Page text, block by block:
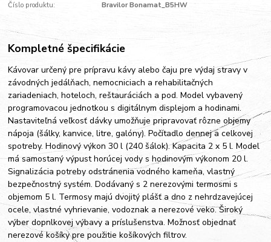
Číslo produktu: Bravilor Bonamat_B5HW
Kompletné špecifikácie
Kávovar určený pre prípravu kávy alebo čaju pre výdaj stravy v
závodných jedálňach, nemocniciach a rehabilitačných
zariadeniach, hoteloch, reštauráciách a pod. Model vybavený
programovacou jednotkou s digitálnym displejom a hodinami.
Nastaviteľná veľkosť dávky umožňuje pripravovať rôzne objemy
nápoja (šálky, kanvice, litre, galóny). Počítadlo dennej a celkovej
spotreby. Hodinový výkon 30 l (240 šálok). Kapacita 2 x 5 l. Model
má samostaný výpust horúcej vody s hodinovým výkonom 20 l.
Signalizácia potreby odstránenia vodného kameňa, vlastný
bezpečnostný systém. Dodávaný s 2 nerezovými termosmi s
objemom 5 l. Termosy majú dvojitý plášť a dno z nehrdzavejúcej
ocele, vlastné vyhrievanie, vodoznak a nerezové veko. Široký
výber dopnlkovej výbavy a príslušenstva. Možnosť objednať
nerezové košíky pre použitie košíkových filtrov.